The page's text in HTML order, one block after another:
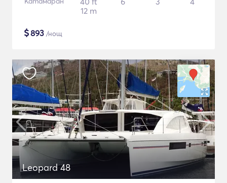
12 m
$893 /нощ
Leopard 48